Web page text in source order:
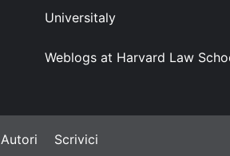
Universitaly
Weblogs at Harvard Law
Autori Scrivici